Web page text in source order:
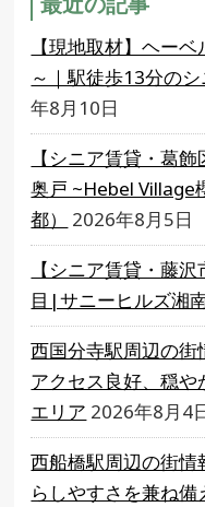
【現地取材】ヘー
～｜駅徒歩13分のシ
年8月10日
【シニア賃貸・葛
奥戸 ~Hebel Village
都）
2026年8月5日
【シニア賃貸・藤
目|サニーヒルズ湘
西国分寺駅周辺の
アクセス良好、穏
エリア 2026年8月4
西船橋駅周辺の街
らしやすさを兼ね